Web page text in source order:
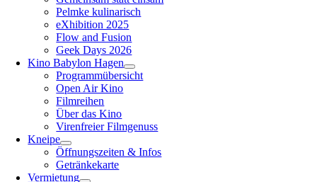
Pelmke kulinarisch
eXhibition 2025
Flow and Fusion
Geek Days 2026
Kino Babylon Hagen
Programmübersicht
Open Air Kino
Filmreihen
Über das Kino
Virenfreier Filmgenuss
Kneipe
Öffnungszeiten & Infos
Getränkekarte
Vermietung